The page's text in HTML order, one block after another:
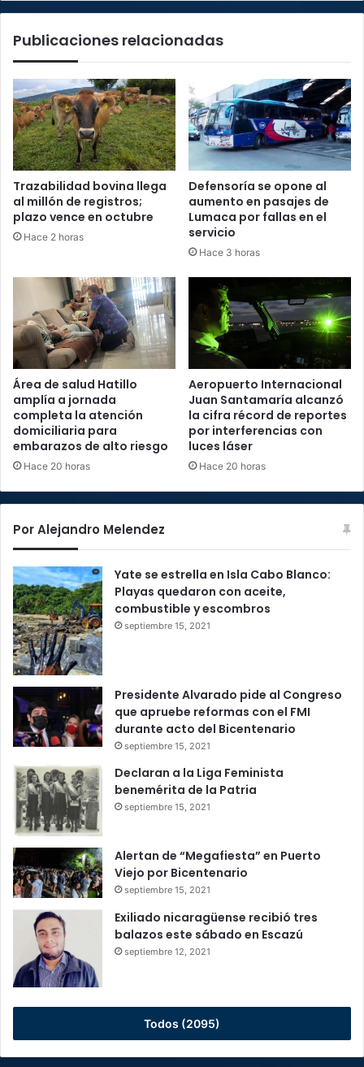
de
Publicaciones relacionadas
Trazabilidad bovina llega
al millón de registros;
plazo vence en octubre
Hace 2 horas
Defensoría se opone al
aumento en pasajes de
Lumaca por fallas en el
servicio
Hace 3 horas
Área de salud Hatillo
amplía a jornada
completa la atención
domiciliaria para
embarazos de alto riesgo
Hace 20 horas
Aeropuerto Internacional
Juan Santamaría alcanzó
la cifra récord de reportes
por interferencias con
luces láser
Hace 20 horas
Por Alejandro Melendez
Yate se estrella en Isla Cabo Blanco:
Playas quedaron con aceite,
combustible y escombros
septiembre 15, 2021
Presidente Alvarado pide al Congreso
que apruebe reformas con el FMI
durante acto del Bicentenario
septiembre 15, 2021
Declaran a la Liga Feminista
benemérita de la Patria
septiembre 15, 2021
Alertan de “Megafiesta” en Puerto
Viejo por Bicentenario
septiembre 15, 2021
Exiliado nicaragüense recibió tres
balazos este sábado en Escazú
septiembre 12, 2021
Todos (2095)